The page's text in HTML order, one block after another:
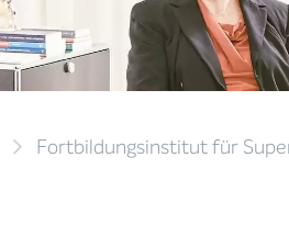
Fortbildungsinstitut für